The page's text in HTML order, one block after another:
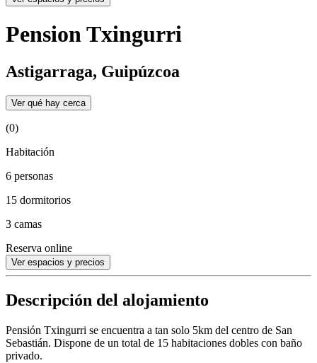
Pension Txingurri
Astigarraga, Guipúzcoa
Ver qué hay cerca
(0)
Habitación
6 personas
15 dormitorios
3 camas
Reserva online
Ver espacios y precios
Descripción del alojamiento
Pensión Txingurri se encuentra a tan solo 5km del centro de San
Sebastián. Dispone de un total de 15 habitaciones dobles con baño
privado.